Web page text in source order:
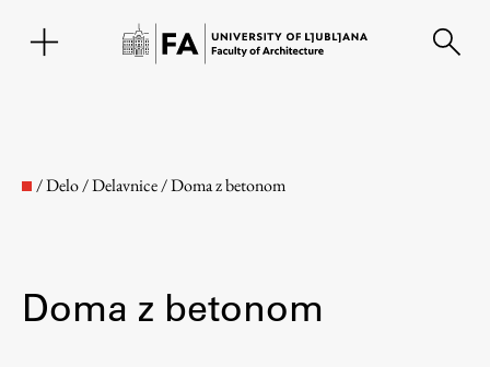
/Delo/Delavnice/Doma z betonom
Doma z betonom